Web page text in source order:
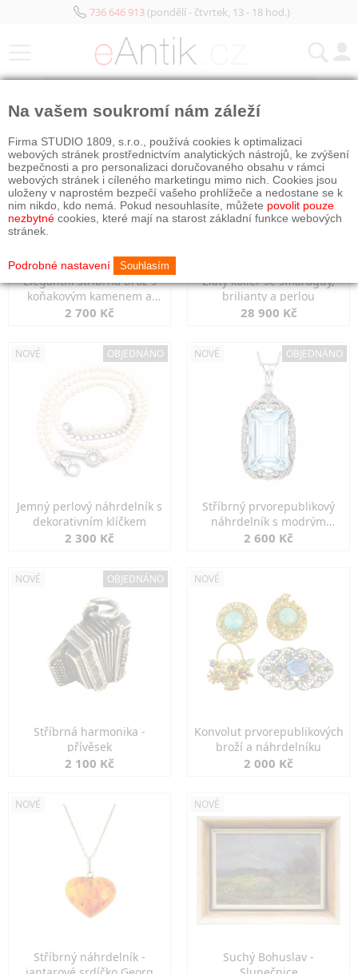
736 646 913(pondělí - čtvrtek, 13 - 18 hod.)
Elegantní stříbrná brož s
koňakovým kamenem a
markazity
2 700 Kč
Zlatý kolier se smaragdy,
brilianty a perlou
28 900 Kč
NOVÉ OBJEDNÁNO
Jemný perlový náhrdelník s
dekorativním klíčkem
2 300 Kč
NOVÉ OBJEDNÁNO
Stříbrný prvorepublikový
náhrdelník s modrým
spinelem
2 600 Kč
NOVÉ OBJEDNÁNO
Stříbrná harmonika -
přívěsek
2 100 Kč
NOVÉ
Konvolut prvorepublikových
broží a náhrdelníku
2 000 Kč
NOVÉ
Stříbrný náhrdelník -
NOVÉ
Suchý Bohuslav -
Na vašem soukromí nám záleží
Firma STUDIO 1809, s.r.o., používá cookies k optimalizaci
webových stránek prostřednictvím analytických nástrojů, ke zvýšení
bezpečnosti a pro personalizaci doručovaného obsahu v rámci
webových stránek i cíleného marketingu mimo nich. Cookies jsou
uloženy v naprostém bezpečí vašeho prohlížeče a nedostane se k
nim nikdo, kdo nemá. Pokud nesouhlasíte, můžete povolit pouze
nezbytné cookies, které mají na starost základní funkce webových
stránek.
Podrobné nastavení Souhlasím